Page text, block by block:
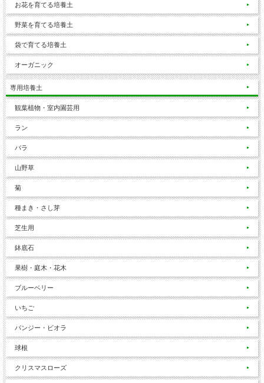
お花を育てる培養土
野菜を育てる培養土
袋で育てる培養土
オーガニック
専用培養土
観葉植物・室内園芸用
ラン
バラ
山野草
菊
種まき・さし芽
芝生用
鉢底石
果樹・庭木・花木
ブルーベリー
いちご
パンジー・ビオラ
球根
クリスマスローズ